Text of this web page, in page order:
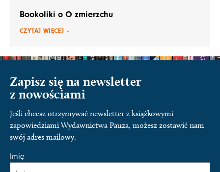
Bookoliki o O zmierzchu
CZYTAJ WIĘCEJ »
Zapisz się na newsletter
z nowościami
Jeśli chcesz otrzymywać newsletter z książkowymi
zapowiedziami Wydawnictwa Pauza, możesz zostawić nam
swój adres mailowy.
Imię